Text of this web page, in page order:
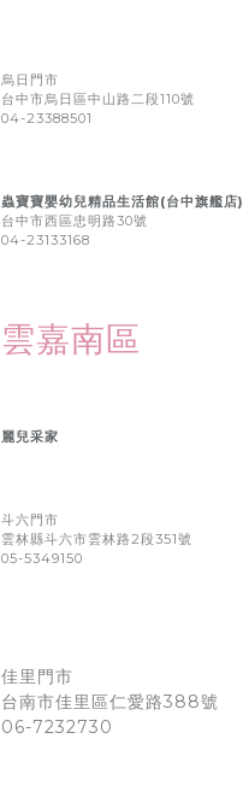
烏日門市
台中市烏日區中山路二段110號
04-23388501
蟲寶寶嬰幼兒精品生活館(台中旗艦店)
台中市西區忠明路30號
04-23133168
雲嘉南區
麗兒采家
斗六門市
雲林縣斗六市雲林路2段351號
05-5349150
佳里門市
台南市佳里區仁愛路388號
06-7232730